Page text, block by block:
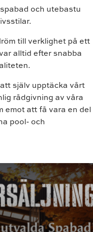
och utebastu
till verklighet på ett
alltid efter snabba
själv upptäcka vårt
rådgivning av våra
emot att få vara en del
pool- och